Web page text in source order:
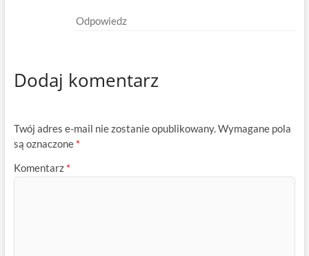
Odpowiedz
Dodaj komentarz
Twój adres e-mail nie zostanie opublikowany.Wymagane pola
są oznaczone *
Komentarz *